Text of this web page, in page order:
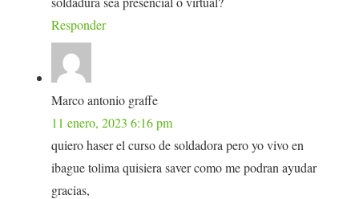
Responder
Marco antonio graffe
11 enero, 2023 6:16 pm
quiero haser el curso de soldadora pero yo vivo en
ibague tolima quisiera saver como me podran ayudar
gracias,